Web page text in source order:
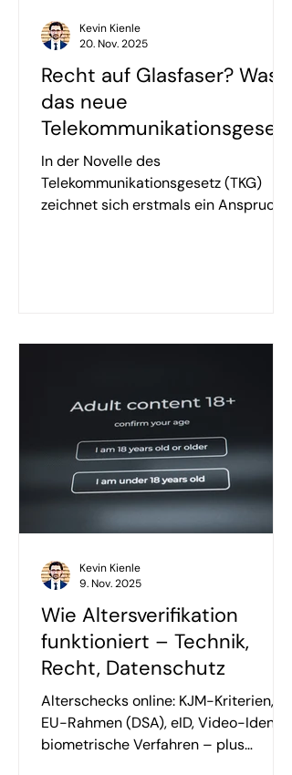
Recht auf Glasfaser? Was
das neue
Telekommunikationsgesetz
für Mieter bedeutet
In der Novelle des
Telekommunikationsgesetz (TKG)
zeichnet sich erstmals ein Anspruch
Kevin Kienle
20. Nov. 2025
Wie Altersverifikation
funktioniert – Technik,
Recht, Datenschutz
Alterschecks online: KJM-Kriterien,
EU-Rahmen (DSA), eID, Video-Ident &
biometrische Verfahren – plus
Kevin Kienle
9. Nov. 2025